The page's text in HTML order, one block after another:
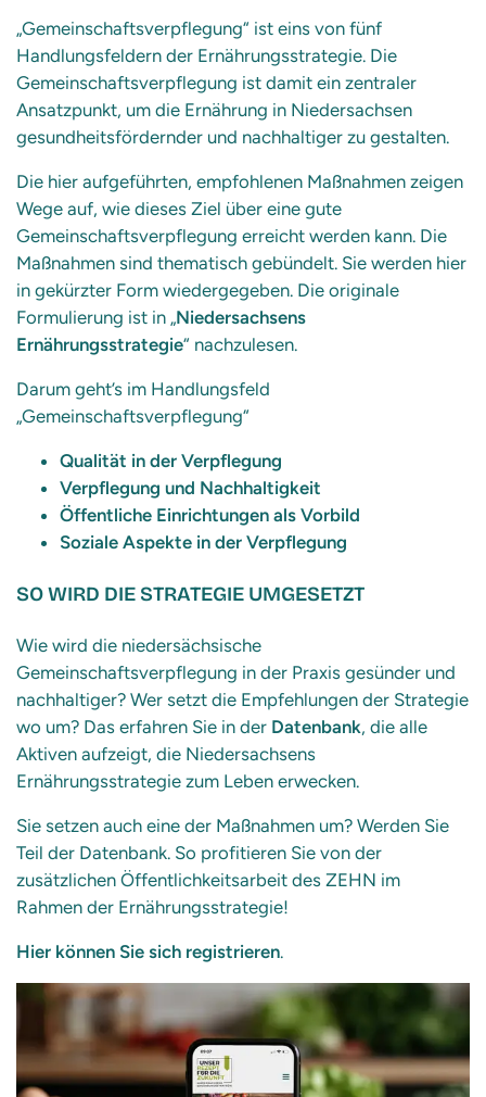
„Gemeinschaftsverpflegung“ ist eins von fünf
Handlungsfeldern der Ernährungsstrategie. Die
Gemeinschaftsverpflegung ist damit ein zentraler
Ansatzpunkt, um die Ernährung in Niedersachsen
gesundheitsfördernder und nachhaltiger zu gestalten.
Die hier aufgeführten, empfohlenen Maßnahmen zeigen
Wege auf, wie dieses Ziel über eine gute
Gemeinschaftsverpflegung erreicht werden kann. Die
Maßnahmen sind thematisch gebündelt. Sie werden hier
in gekürzter Form wiedergegeben. Die originale
Formulierung ist in „Niedersachsens
Ernährungsstrategie“ nachzulesen.
Darum geht’s im Handlungsfeld
„Gemeinschaftsverpflegung“
Qualität in der Verpflegung
Verpflegung und Nachhaltigkeit
Öffentliche Einrichtungen als Vorbild
Soziale Aspekte in der Verpflegung
SO WIRD DIE STRATEGIE UMGESETZT
Wie wird die niedersächsische
Gemeinschaftsverpflegung in der Praxis gesünder und
nachhaltiger? Wer setzt die Empfehlungen der Strategie
wo um? Das erfahren Sie in der Datenbank, die alle
Aktiven aufzeigt, die Niedersachsens
Ernährungsstrategie zum Leben erwecken.
Sie setzen auch eine der Maßnahmen um? Werden Sie
Teil der Datenbank. So profitieren Sie von der
zusätzlichen Öffentlichkeitsarbeit des ZEHN im
Rahmen der Ernährungsstrategie!
Hier können Sie sich registrieren.